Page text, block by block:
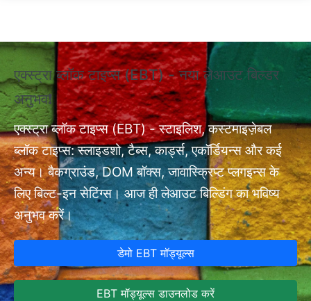
एक्स्ट्रा ब्लॉक टाइप्स (EBT) - नया लेआउट बिल्डर
अनुभव❗
एक्स्ट्रा ब्लॉक टाइप्स (EBT) - स्टाइलिश, कस्टमाइज़ेबल
ब्लॉक टाइप्स: स्लाइडशो, टैब्स, कार्ड्स, एकॉर्डियन्स और कई
अन्य। बैकग्राउंड, DOM बॉक्स, जावास्क्रिप्ट प्लगइन्स के
लिए बिल्ट-इन सेटिंग्स। आज ही लेआउट बिल्डिंग का भविष्य
अनुभव करें।
डेमो EBT मॉड्यूल्स
EBT मॉड्यूल्स डाउनलोड करें